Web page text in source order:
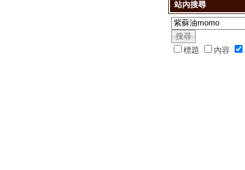
站內搜尋
標題 內容